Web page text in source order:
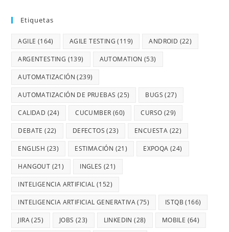
Etiquetas
AGILE (164) AGILE TESTING (119) ANDROID (22)
ARGENTESTING (139) AUTOMATION (53)
AUTOMATIZACIÓN (239)
AUTOMATIZACIÓN DE PRUEBAS (25) BUGS (27)
CALIDAD (24) CUCUMBER (60) CURSO (29)
DEBATE (22) DEFECTOS (23) ENCUESTA (22)
ENGLISH (23) ESTIMACIÓN (21) EXPOQA (24)
HANGOUT (21) INGLES (21)
INTELIGENCIA ARTIFICIAL (152)
INTELIGENCIA ARTIFICIAL GENERATIVA(75) ISTQB (166)
JIRA(25) JOBS (23) LINKEDIN (28) MOBILE (64)